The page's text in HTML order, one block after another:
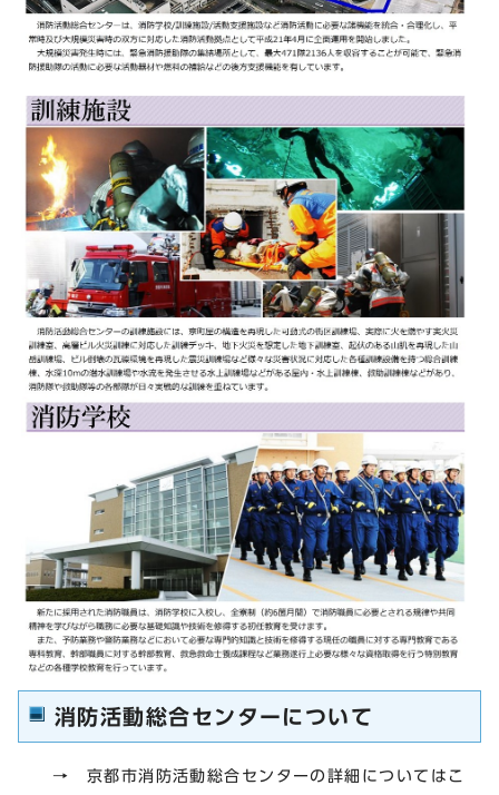
消防活動総合センターについて
→ 京都市消防活動総合センターの詳細についてはこ